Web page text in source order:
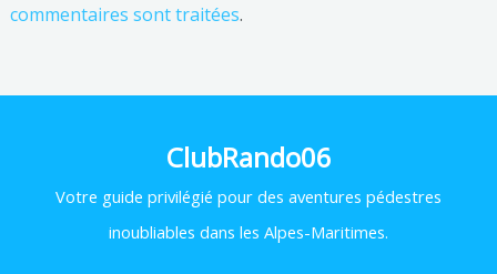
commentaires sont traitées.
ClubRando06
Votre guide privilégié pour des aventures pédestres
inoubliables dans les Alpes-Maritimes.